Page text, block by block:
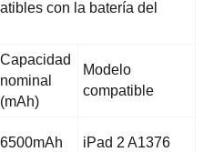
con la batería del
Capacidad
nominal
(mAh)
Modelo
compatible
6500mAh iPad 2 A1376